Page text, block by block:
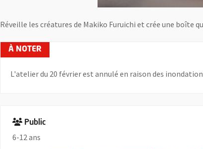
Réveille les créatures de Makiko Furuichi et crée une boîte
L'atelier du 20 février est annulé en raison des
Public
6-12 ans